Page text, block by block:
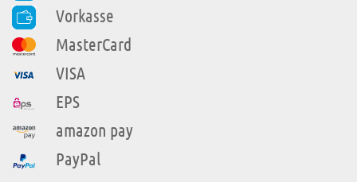
Vorkasse
MasterCard
VISA
EPS
amazon pay
PayPal